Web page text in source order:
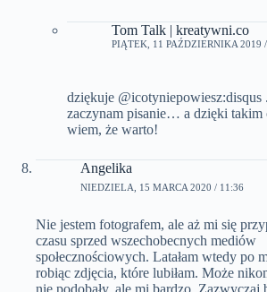
Tom Talk | kreatywni.co
PIĄTEK, 11 PAŹDZIERNIKA 2019
dziękuje @icotyniepowiesz:disqus
zaczynam pisanie… a dzięki takim
wiem, że warto!
Angelika
NIEDZIELA, 15 MARCA 2020 / 11:36
Nie jestem fotografem, ale aż mi się
czasu sprzed wszechobecnych mediów
społecznościowych. Latałam wtedy po
robiąc zdjęcia, które lubiłam. Może
nie podobały, ale mi bardzo. Zazwyczaj